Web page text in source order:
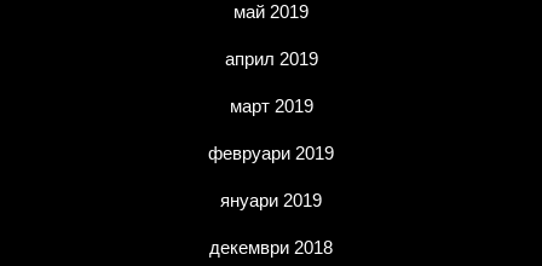
май 2019
април 2019
март 2019
февруари 2019
януари 2019
декември 2018